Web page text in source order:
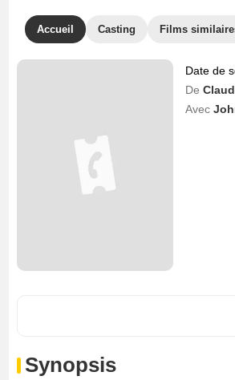
Accueil Casting Films
Date de
De
Avec
Synopsis